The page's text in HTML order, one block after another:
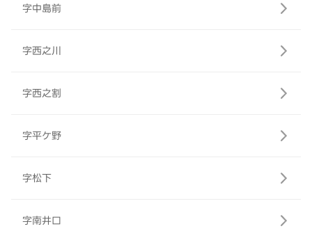
字中島前
字西之川
字西之割
字平ケ野
字松下
字南井口